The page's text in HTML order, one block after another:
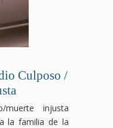
Culposo /
muerte injusta
la familia de la